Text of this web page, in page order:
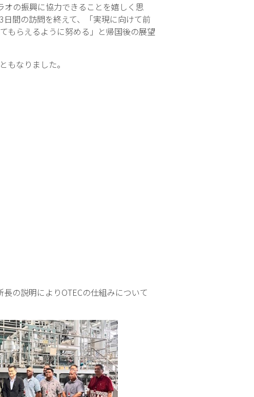
の振興に協力できることを嬉しく思
間の訪問を終えて、「実現に向けて前
もらえるように努める」と帰国後の展望
なりました。
の説明によりOTECの仕組みについて